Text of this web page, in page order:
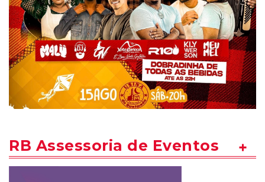
RB Assessoria de Eventos